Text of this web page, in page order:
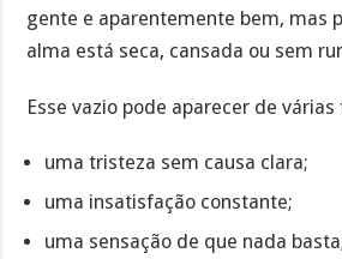
gente e aparentemente bem, mas
alma está seca, cansada ou sem
Esse vazio pode aparecer de várias
uma tristeza sem causa clara;
uma insatisfação constante;
uma sensação de que nada